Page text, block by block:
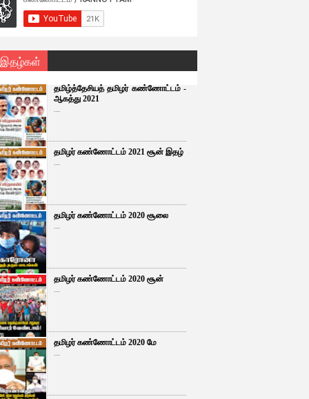
இதழ்கள்
தமிழ்த்தேசியத் தமிழர் கண்ணோட்டம் -
ஆகத்து 2021
...
தமிழர் கண்ணோட்டம் 2021 சூன் இதழ்
...
தமிழர் கண்ணோட்டம் 2020 சூலை
...
தமிழர் கண்ணோட்டம் 2020 சூன்
...
தமிழர் கண்ணோட்டம் 2020 மே
...